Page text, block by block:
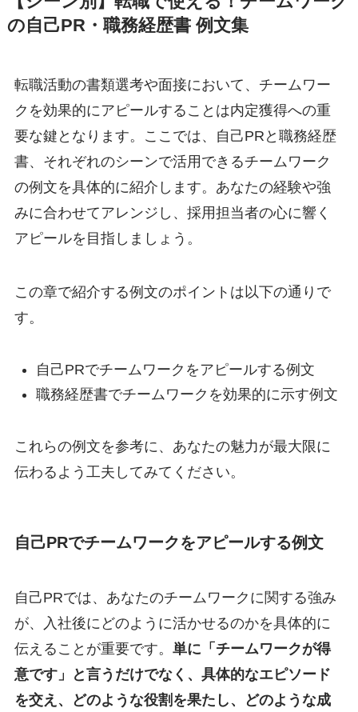
の自己PR・職務経歴書 例文集
転職活動の書類選考や面接において、チームワー
クを効果的にアピールすることは内定獲得への重
要な鍵となります。ここでは、自己PRと職務経歴
書、それぞれのシーンで活用できるチームワーク
の例文を具体的に紹介します。あなたの経験や強
みに合わせてアレンジし、採用担当者の心に響く
アピールを目指しましょう。
この章で紹介する例文のポイントは以下の通りで
す。
自己PRでチームワークをアピールする例文
職務経歴書でチームワークを効果的に示す例文
これらの例文を参考に、あなたの魅力が最大限に
伝わるよう工夫してみてください。
自己PRでチームワークをアピールする例文
自己PRでは、あなたのチームワークに関する強み
が、入社後にどのように活かせるのかを具体的に
伝えることが重要です。 単に「チームワークが得
意です」と言うだけでなく、具体的なエピソード
を交え、どのような役割を果たし、どのような成